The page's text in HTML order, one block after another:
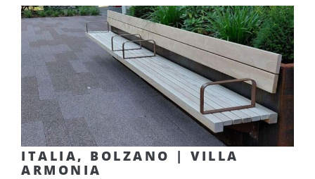
ITALIA, BOLZANO | VILLA
ARMONIA